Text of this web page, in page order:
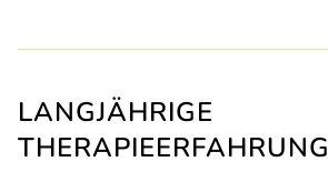
LANGJÄHRIGE
THERAPIEERFAHRUNG